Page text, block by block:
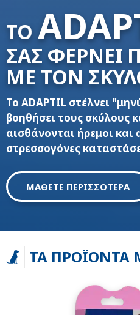
TO
ΣΑΣ ΦΕΡΝΕΙ
ΜΕ ΤΟΝ
Το ADAPTIL στέλνει
βοηθήσει τους σκύλους
αισθάνονται ήρεμοι και
στρεσσογόνες
ΜΑΘΕΤΕ ΠΕΡΙΣΣΟΤΕΡΑ
ΤΑ ΠΡΟΪΌΝΤΑ